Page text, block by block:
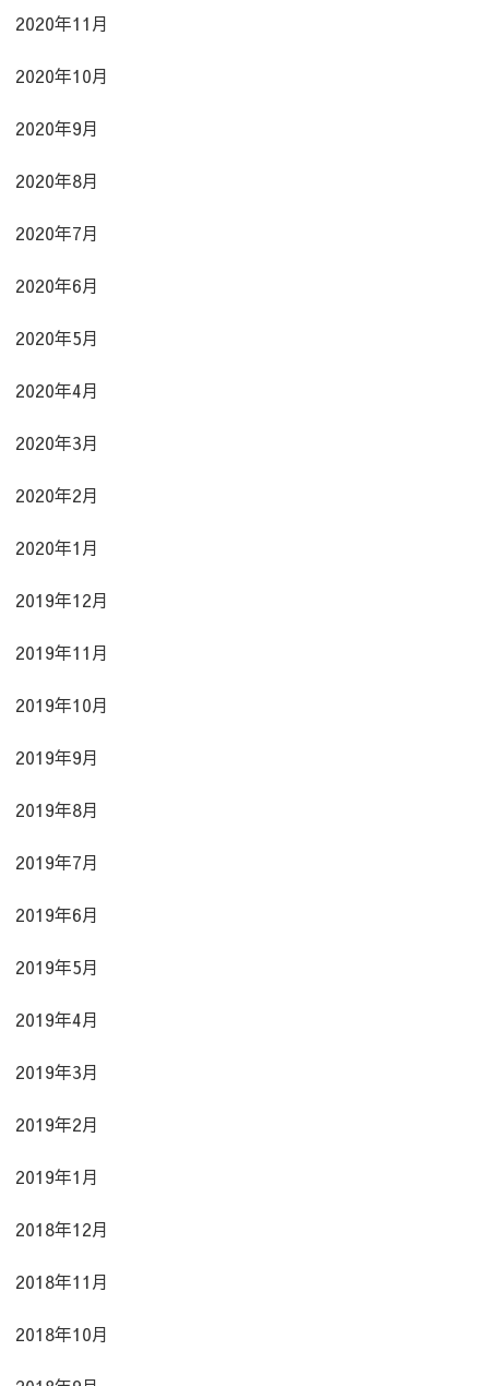
2020年11月
2020年10月
2020年9月
2020年8月
2020年7月
2020年6月
2020年5月
2020年4月
2020年3月
2020年2月
2020年1月
2019年12月
2019年11月
2019年10月
2019年9月
2019年8月
2019年7月
2019年6月
2019年5月
2019年4月
2019年3月
2019年2月
2019年1月
2018年12月
2018年11月
2018年10月